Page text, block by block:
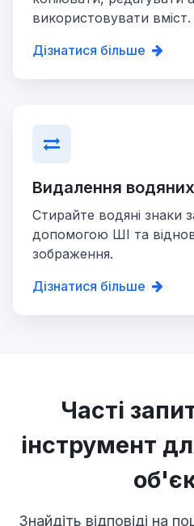
використовувати вміст.
Дізнатися більше
Видалення водяних
Стирайте водяні знаки
допомогою ШІ та
зображення.
Дізнатися більше
Часті
інструмент
Знайдіть відповіді на